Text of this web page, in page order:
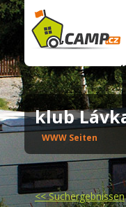
klub
WWW Seiten
<<Suchergebnissen